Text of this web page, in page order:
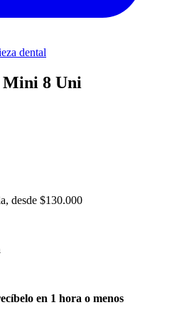
dental
Mini 8 Uni
desde $130.000
en 1 hora o menos